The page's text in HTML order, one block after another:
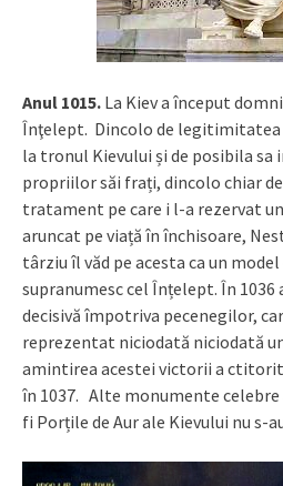
Anul 1015. La Kiev a început
Înţelept. Dincolo de
la tronul Kievului și de posibila sa
propriilor săi frați, dincolo chiar
tratament pe care i l-a rezervat
aruncat pe viață în închisoare,
târziu îl văd pe acesta ca un
supranumesc cel Înțelept. În
decisivă împotriva pecenegilor,
reprezentat niciodată niciodată
amintirea acestei victorii a
în 1037. Alte monumente celebre
fi Porțile de Aur ale Kievului nu s-